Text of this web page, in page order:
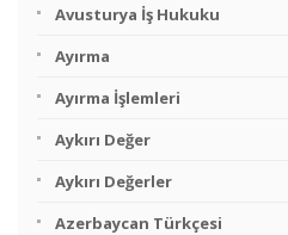
Avusturya İş Hukuku
Ayırma
Ayırma İşlemleri
Aykırı Değer
Aykırı Değerler
Azerbaycan Türkçesi